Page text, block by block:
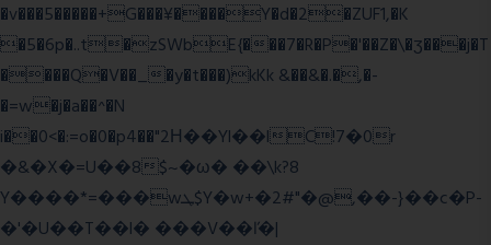
�v���5�����+G���¥����Y�d�2�ZUF1,�K
�5�6p�..t�zSWbE{���7�R�P�'��Z�\�ʒ���j�T
����Q�V��_�y�t���)kKk &��&�.�,�-
�=w�j�a��^�N
i��0<�:=o�0�p4��"2Η��Yl��lC!7�0r
�&�X�=U��8$~�ω� ��\k?8
Y����*=���wܛ$Y�w+�2#"�@,��-}��c�P-
�'�U��T��l� ���V��ľ�|